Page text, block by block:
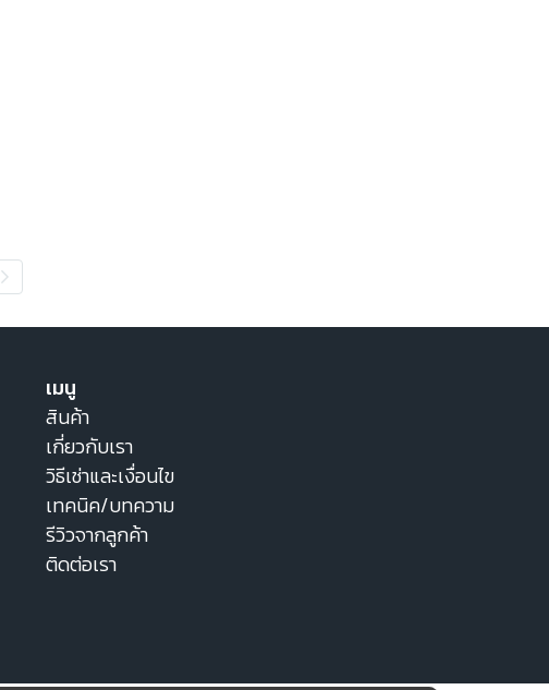
เมนู
สินค้า
เกี่ยวกับเรา
วิธีเช่าและเงื่อนไข
เทคนิค/บทความ
รีวิวจากลูกค้า
ติดต่อเรา